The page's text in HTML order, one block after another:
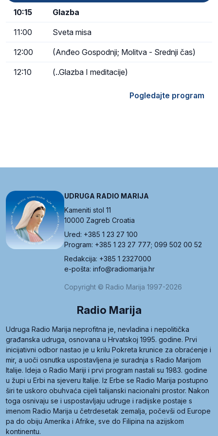
10:15 Glazba
11:00 Sveta misa
12:00 (Anđeo Gospodnji; Molitva - Srednji čas)
12:10 (..Glazba I meditacije)
Pogledajte program
UDRUGA RADIO MARIJA
Kameniti stol 11
10000 Zagreb Croatia
Ured: +385 1 23 27 100
Program: +385 1 23 27 777; 099 502 00 52
Redakcija: +385 1 2327000
e-pošta: info@radiomarija.hr
Copyright © Radio Marija 1997-2026
Radio Marija
Udruga Radio Marija neprofitna je, nevladina i nepolitička
građanska udruga, osnovana u Hrvatskoj 1995. godine. Prvi
inicijativni odbor nastao je u krilu Pokreta krunice za obraćenje i
mir, a uoči osnutka uspostavljena je suradnja s Radio Marijom
Italije. Ideja o Radio Mariji i prvi program nastali su 1983. godine
u župi u Erbi na sjeveru Italije. Iz Erbe se Radio Marija postupno
širi te uskoro obuhvaća cijeli talijanski nacionalni prostor. Nakon
toga osnivaju se i uspostavljaju udruge i radijske postaje s
imenom Radio Marija u četrdesetak zemalja, počevši od Europe
pa do obiju Amerika i Afrike, sve do Filipina na azijskom
kontinentu.